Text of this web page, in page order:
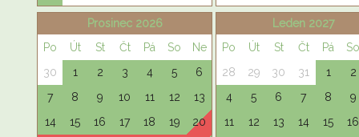
Prosinec 2026
Po
Út St Čt Pá So
Ne
30
1 2 3 4 5
6
7
8 9 10 11 12
13
14
15 16 17 18 19
20
Leden 2027
Po
Út St Čt Pá
So
28
29 30 31 1
2
4
5 6 7 8
9
11
12 13 14 15
16